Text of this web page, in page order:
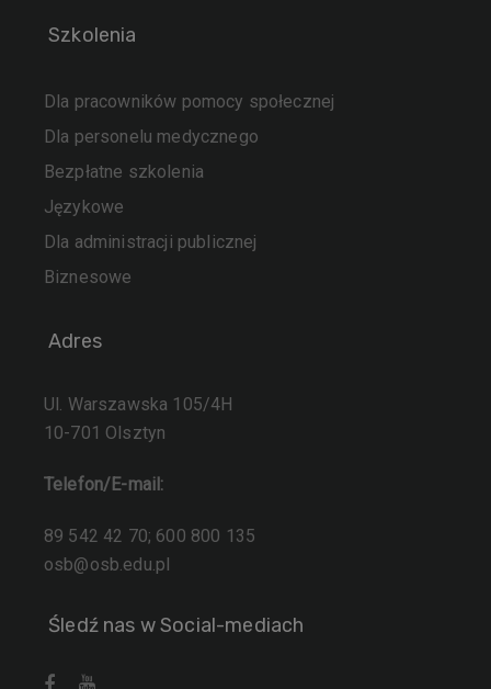
Szkolenia
Dla pracowników pomocy społecznej
Dla personelu medycznego
Bezpłatne szkolenia
Językowe
Dla administracji publicznej
Biznesowe
Adres
Ul. Warszawska 105/4H
10-701 Olsztyn
Telefon/E-mail:
89 542 42 70; 600 800 135
osb@osb.edu.pl
Śledź nas w Social-mediach